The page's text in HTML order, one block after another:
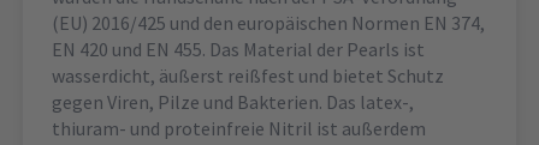
(EU) 2016/425 und den europäischen Normen EN 374,
EN 420 und EN 455. Das Material der Pearls ist
wasserdicht, äußerst reißfest und bietet Schutz
gegen Viren, Pilze und Bakterien. Das latex-,
thiuram- und proteinfreie Nitril ist außerdem